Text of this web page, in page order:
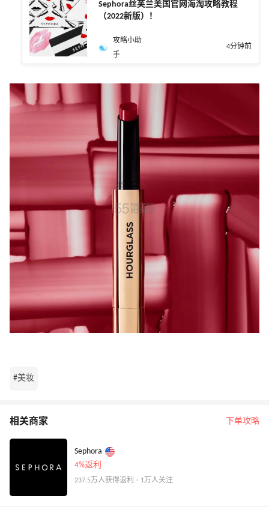
Sephora丝芙兰美国官网海淘攻略教程
（2022新版）！
攻略小助
手
4分钟前
#美妆
相关商家 下单攻略
Sephora
4%返利
237.5万人获得返利 · 1万人关注